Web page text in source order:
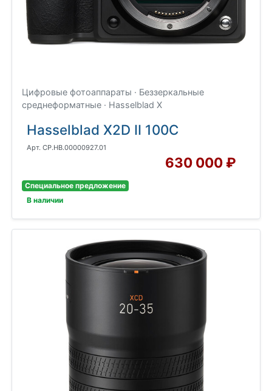
Цифровые фотоаппараты · Беззеркальные
среднеформатные · Hasselblad X
Hasselblad X2D II 100C
Арт. CP.HB.00000927.01
630 000 ₽
Специальное предложение
В наличии